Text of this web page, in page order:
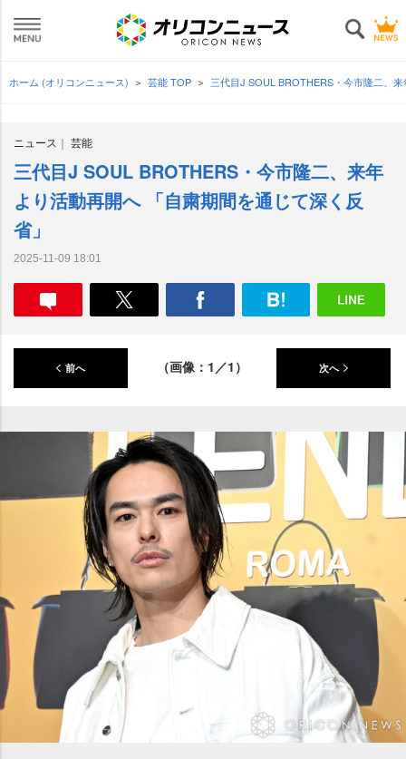
ホーム (オリコンニュース) 芸能 TOP 三代目J SOUL BROTHERS・今市隆二、
ニュース 芸能
三代目J SOUL BROTHERS・今市隆二、来年
より活動再開へ 「自粛期間を通じて深く反
省」
2025-11-09 18:01
前へ （画像：1／1） 次へ